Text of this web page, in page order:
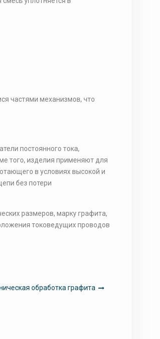
частями механизмов, что
постоянного тока,
того, изделия применяют для
в условиях высокой и
без потери
размеров, марку графита,
токоведущих проводов
обработка графита